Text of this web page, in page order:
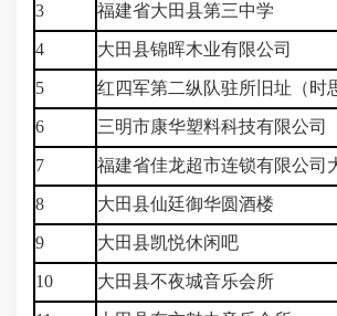
3 福建省大田县第三中学
4 大田县锦晖木业有限公司
5 红四军第二纵队驻所旧址（时
6 三明市康华塑料科技有限公司
7 福建省佳龙超市连锁有限公司
8 大田县仙廷御华圆酒楼
9 大田县凯悦休闲吧
10 大田县不夜城音乐会所